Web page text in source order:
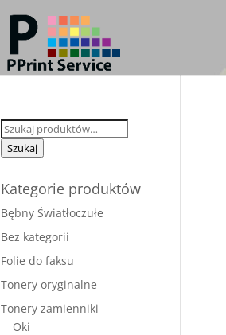
Szukaj:
Szukaj
Kategorie produktów
Bębny Światłoczułe
Bez kategorii
Folie do faksu
Tonery oryginalne
Tonery zamienniki
Oki